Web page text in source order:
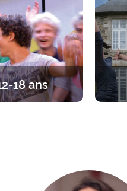
enfants.
18 ans